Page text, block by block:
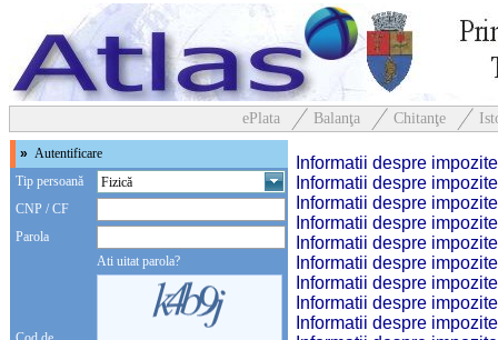
ePlata Balanţa Chitanţe
» Autentificare
Tip persoană
CNP / CF
Parola
Ati uitat parola?
Informatii despre
Informatii despre
Informatii despre
Informatii despre
Informatii despre
Informatii despre
Informatii despre
Informatii despre
Informatii despre